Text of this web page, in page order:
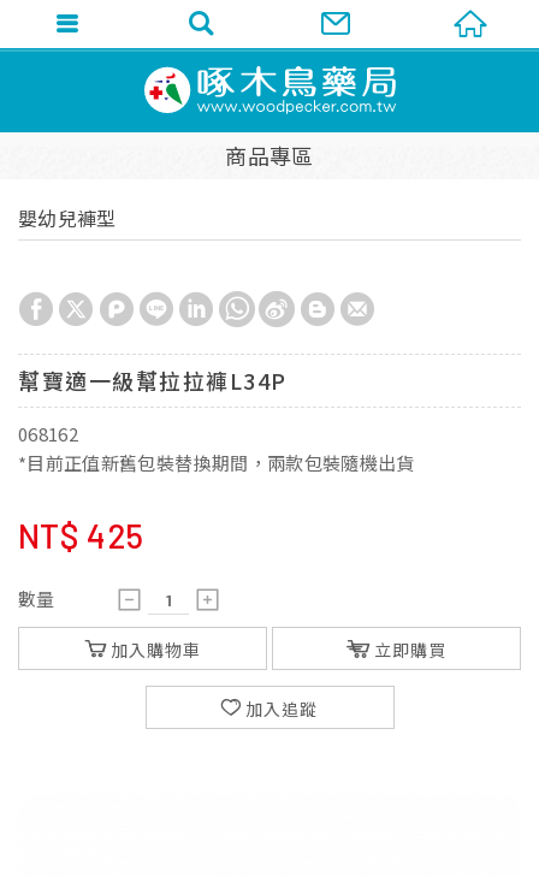
商品專區
嬰幼兒褲型
幫寶適一級幫拉拉褲L34P
068162
*目前正值新舊包裝替換期間，兩款包裝隨機出貨
NT$ 425
數量
加入購物車 立即購買
加入追蹤